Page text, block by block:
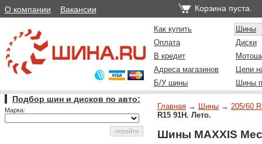
О компании Вакансии Корзина пуста.
Как купить
Шины
Оплата
Диски
В кредит
Адреса магазинов
Цепи
Б/У шины
Шины
Подбор шин и дисков по авто:
Марка: Главная → Шины → 205/60
R15 91H. Лето.
Шины MAXXIS